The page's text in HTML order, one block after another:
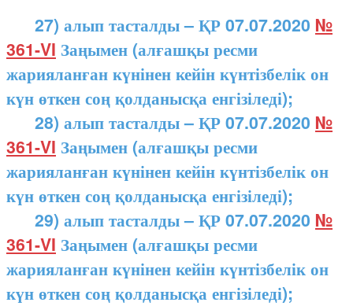
27) алып тасталды – ҚР 07.07.2020 №
361-VI Заңымен (алғашқы ресми
жарияланған күнінен кейін күнтізбелік он
күн өткен соң қолданысқа енгізіледі);
28) алып тасталды – ҚР 07.07.2020 №
361-VI Заңымен (алғашқы ресми
жарияланған күнінен кейін күнтізбелік он
күн өткен соң қолданысқа енгізіледі);
29) алып тасталды – ҚР 07.07.2020 №
361-VI Заңымен (алғашқы ресми
жарияланған күнінен кейін күнтізбелік он
күн өткен соң қолданысқа енгізіледі);